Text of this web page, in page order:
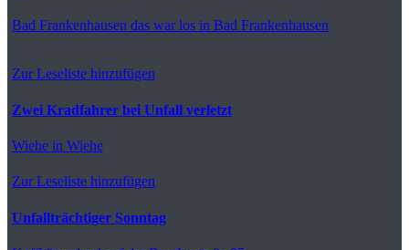
Bad Frankenhausen das war los in Bad Frankenhausen
Zur Leseliste hinzufügen
Zwei Kradfahrer bei Unfall verletzt
Wiehe in Wiehe
Zur Leseliste hinzufügen
Unfallträchtiger Sonntag